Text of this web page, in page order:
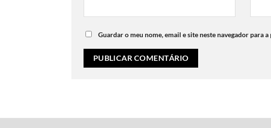
Guardar o meu nome, email e site neste navegador para